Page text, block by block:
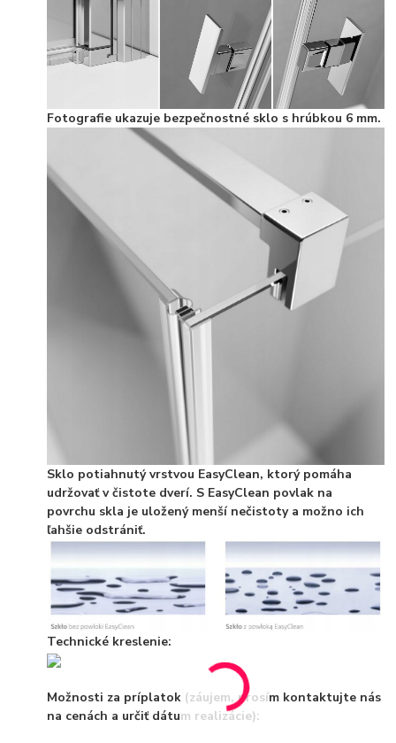
Fotografie ukazuje bezpečnostné sklo s hrúbkou 6 mm.
Sklo potiahnutý vrstvou EasyClean, ktorý pomáha
udržovať v čistote dverí. S EasyClean povlak na
povrchu skla je uložený menší nečistoty a možno ich
ľahšie odstrániť.
Technické kreslenie:
Možnosti za príplatok (záujem, prosím kontaktujte nás
na cenách a určiť dátum realizácie):